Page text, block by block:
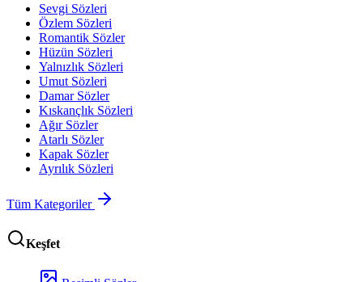
Sevgi Sözleri
Özlem Sözleri
Romantik Sözler
Hüzün Sözleri
Yalnızlık Sözleri
Umut Sözleri
Damar Sözler
Kıskançlık Sözleri
Ağır Sözler
Atarlı Sözler
Kapak Sözler
Ayrılık Sözleri
Tüm Kategoriler
Keşfet